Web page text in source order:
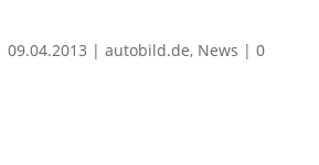
09.04.2013 | autobild.de, News | 0